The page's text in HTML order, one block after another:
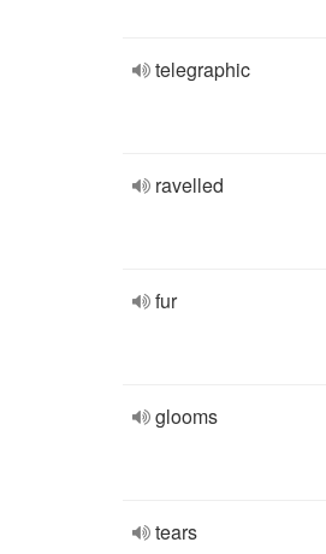
telegraphic
ravelled
fur
glooms
tears